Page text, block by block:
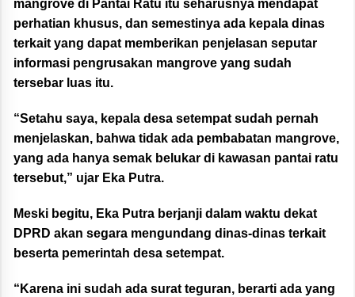
mangrove di Pantai Ratu itu seharusnya mendapat
perhatian khusus, dan semestinya ada kepala dinas
terkait yang dapat memberikan penjelasan seputar
informasi pengrusakan mangrove yang sudah
tersebar luas itu.
“Setahu saya, kepala desa setempat sudah pernah
menjelaskan, bahwa tidak ada pembabatan mangrove,
yang ada hanya semak belukar di kawasan pantai ratu
tersebut,” ujar Eka Putra.
Meski begitu, Eka Putra berjanji dalam waktu dekat
DPRD akan segara mengundang dinas-dinas terkait
beserta pemerintah desa setempat.
“Karena ini sudah ada surat teguran, berarti ada yang